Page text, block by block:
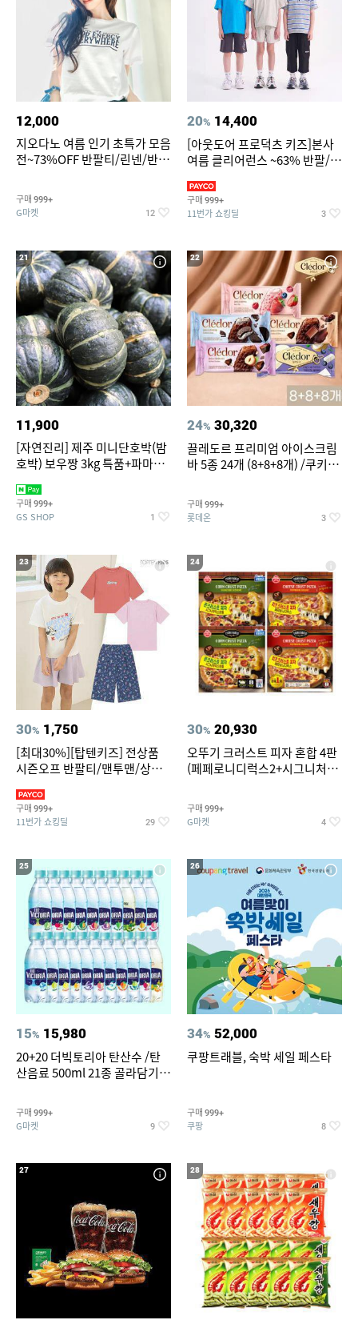
12,000
지오다노 여름 인기 초특가 모음
전~73%OFF 반팔티/린넨/반바
구매 999+
G마켓 12
20% 14,400
[아웃도어 프로덕츠 키즈]본사
여름 클리어런스 ~63% 반팔/반
구매 999+
11번가 쇼킹딜 3
21
11,900
[자연진리] 제주 미니단호박(밤
호박) 보우짱 3kg 특품+파마산
구매 999+
GS SHOP 1
22
24% 30,320
끌레도르 프리미엄 아이스크림
바 5종 24개 (8+8+8개) /쿠키앤
구매 999+
롯데온 3
23
30% 1,750
[최대30%][탑텐키즈] 전상품
시즌오프 반팔티/맨투맨/상하
구매 999+
11번가 쇼킹딜 29
24
30% 20,930
오뚜기 크러스트 피자 혼합 4판
(페페로니디럭스2+시그니처익
구매 999+
G마켓 4
25
15% 15,980
20+20 더빅토리아 탄산수 /탄
산음료 500ml 21종 골라담기
구매 999+
G마켓 9
26
34% 52,000
쿠팡트래블, 숙박 세일 페스타
구매 999+
쿠팡 8
27 28